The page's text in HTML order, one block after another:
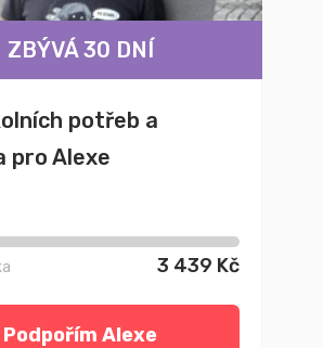
ZBÝVÁ 30 DNÍ
potřeb a
pro Alexe
3 439 Kč
Podpořím Alexe